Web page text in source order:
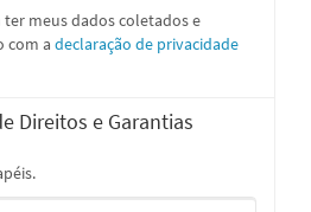
com a declaração de privacidade
Direitos e Garantias